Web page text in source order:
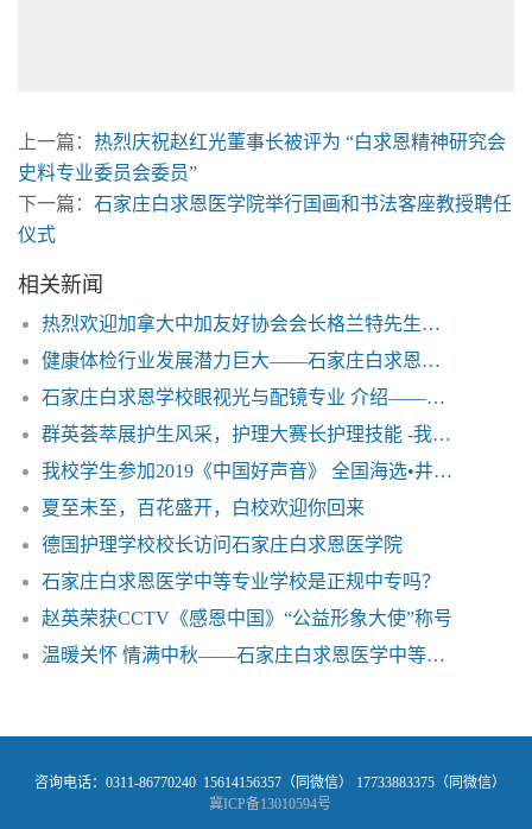
上一篇： 热烈庆祝赵红光董事长被评为 “白求恩精神研究会
史料专业委员会委员”
下一篇： 石家庄白求恩医学院举行国画和书法客座教授聘任
仪式
相关新闻
热烈欢迎加拿大中加友好协会会长格兰特先生来石家庄白求恩医学院访问
健康体检行业发展潜力巨大——石家庄白求恩医学院
石家庄白求恩学校眼视光与配镜专业 介绍——白求恩医学院
群英荟萃展护生风采，护理大赛长护理技能 -我校举办5•12国际护士节技能比赛
我校学生参加2019《中国好声音》 全国海选•井陉赛区比赛
夏至未至，百花盛开，白校欢迎你回来
德国护理学校校长访问石家庄白求恩医学院
石家庄白求恩医学中等专业学校是正规中专吗？
赵英荣获CCTV《感恩中国》“公益形象大使”称号
温暖关怀 情满中秋——石家庄白求恩医学中等专业学校
咨询电话：0311-86770240 15614156357（同微信） 17733883375（同微信）
冀ICP备13010594号